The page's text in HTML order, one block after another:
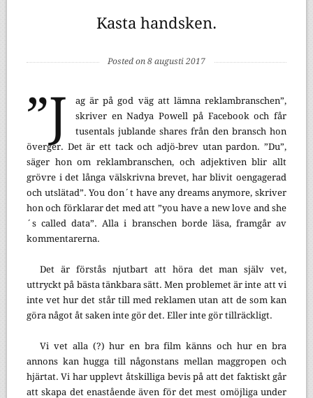
Kasta handsken.
Posted on 8 augusti 2017
”J
ag är på god väg att lämna reklambranschen”,
skriver en Nadya Powell på Facebook och får
tusentals jublande shares från den bransch hon
överger. Det är ett tack och adjö-brev utan pardon. ”Du”,
säger hon om reklambranschen, och adjektiven blir allt
grövre i det långa välskrivna brevet, har blivit oengagerad
och utslätad”. You don´t have any dreams anymore, skriver
hon och förklarar det med att ”you have a new love and she
´s called data”. Alla i branschen borde läsa, framgår av
kommentarerna.
Det är förstås njutbart att höra det man själv vet,
uttryckt på bästa tänkbara sätt. Men problemet är inte att vi
inte vet hur det står till med reklamen utan att de som kan
göra något åt saken inte gör det. Eller inte gör tillräckligt.
Vi vet alla (?) hur en bra film känns och hur en bra
annons kan hugga till någonstans mellan maggropen och
hjärtat. Vi har upplevt åtskilliga bevis på att det faktiskt går
att skapa det enastående även för det mest omöjliga under